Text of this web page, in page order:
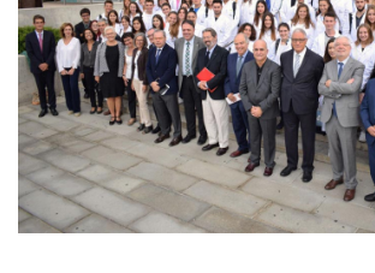
navegación